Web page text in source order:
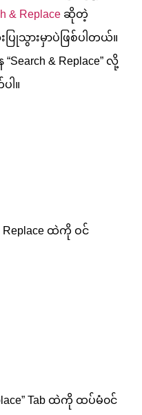
& Replace ဆိုတဲ့
ပြုသွားမှာပဲဖြစ်ပါတယ်။
& Replace” လို့
ါ။
Replace ထဲကို ဝင်
Tab ထဲကို ထပ်မံ၀င်